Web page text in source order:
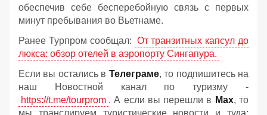
обеспечив себе бесперебойную связь с первых
минут пребывания во Вьетнаме.
Ранее Турпром сообщал: От транзитных капсул до
люкса: обзор отелей в аэропорту Сингапура.
Если вы остались в Телеграме, то подпишитесь на
наш Новостной канал по туризму -
https://t.me/tourprom . А если вы перешли в Мах, то
мы транслируем туристические новости и туда: